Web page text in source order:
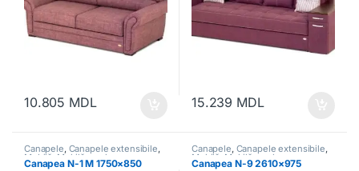
10.805 MDL 15.239 MDL
Canapele, Canapele extensibile,
Mobilă Mobilă moale
Canapea N-1 M 1750×850
Canapele, Canapele extensibile,
Mobilă Mobilă moale
Canapea N-9 2610×975